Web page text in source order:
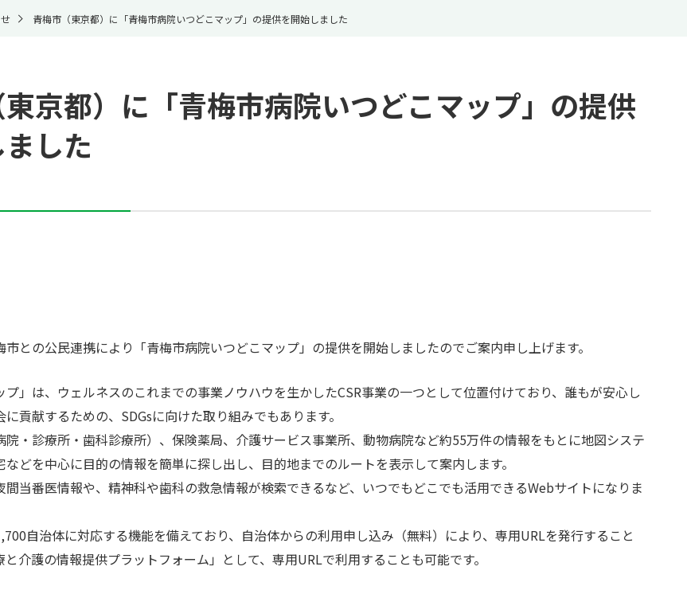
青梅市（東京都）に「青梅市病院いつどこマップ」の提供を開始しました
京都）に「青梅市病院いつどこマップ」の提供
した
市との公民連携により「青梅市病院いつどこマップ」の提供を開始しましたのでご案内申し上げます。
プ」は、ウェルネスのこれまでの事業ノウハウを生かしたCSR事業の一つとして位置付けており、誰もが安心し
貢献するための、SDGsに向けた取り組みでもあります。
院・診療所・歯科診療所）、保険薬局、介護サービス事業所、動物病院など約55万件の情報をもとに地図システ
どを中心に目的の情報を簡単に探し出し、目的地までのルートを表示して案内します。
間当番医情報や、精神科や歯科の救急情報が検索できるなど、いつでもどこでも活用できるWebサイトになりま
自治体に対応する機能を備えており、自治体からの利用申し込み（無料）により、専用URLを発行すること
介護の情報提供プラットフォーム」として、専用URLで利用することも可能です。